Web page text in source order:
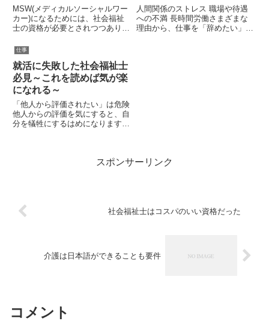
MSW(メディカルソーシャルワー
カー)になるためには、社会福祉
士の資格が必要とされつつありま
んが、事実上、必要資格要件とな
ってくることは確実です。医療相
談員、医療福祉相談員、MSWな
ど名称はさまざまですが(ここ...
人間関係のストレス 職場や待遇
への不満 長時間労働さまざまな
理由から、仕事を「辞めたい」と
仕事
就活に失敗した社会福祉士
必見～これを読めば気が楽
になれる～
「他人から評価されたい」は危険
他人からの評価を気にすると、自
分を犠牲にするはめになります。
す。逆に、自分からの評価を気にスポンサーリンク
社会福祉士はコスパのいい資格だった
介護は日本語ができることも要件
コメント